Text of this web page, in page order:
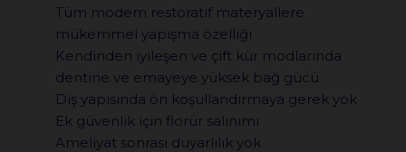
Tüm modern restoratif materyallere
mükemmel yapışma özelliği
Kendinden iyileşen ve çift kür modlarında
dentine ve emayeye yüksek bağ gücü
Diş yapısında ön koşullandırmaya gerek yok
Ek güvenlik için florür salınımı
Ameliyat sonrası duyarlılık yok